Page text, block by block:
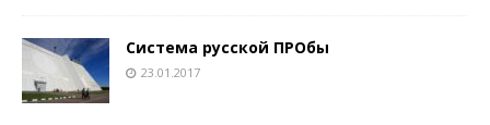
Система русской ПРОбы
23.01.2017